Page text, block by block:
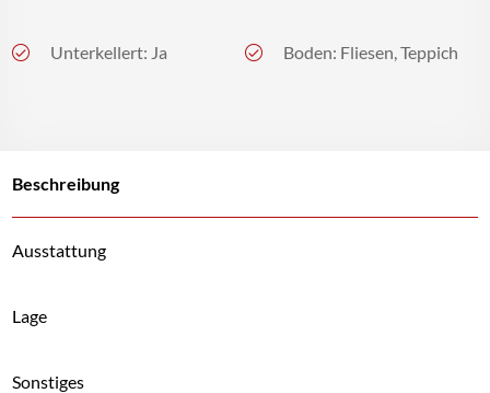
Unterkellert: Ja Boden: Fliesen, Teppich
Beschreibung
Ausstattung
Lage
Sonstiges